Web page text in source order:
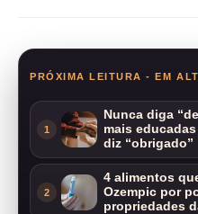
PRÓXIMA LEITURA - EM
1
Nunca diga
mais
diz “obrigado”
2
4 alimentos
Ozempic por
propriedades